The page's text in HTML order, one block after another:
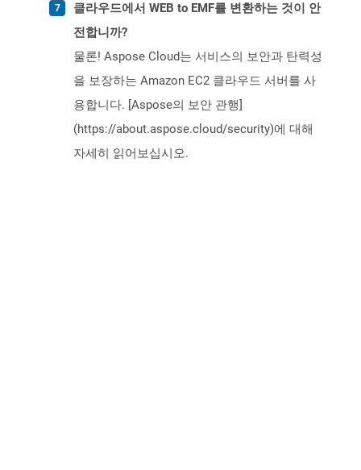
클라우드에서 WEB to EMF를 변환하는 것이 안
전합니까?
물론! Aspose Cloud는 서비스의 보안과 탄력성
을 보장하는 Amazon EC2 클라우드 서버를 사
용합니다. [Aspose의 보안 관행]
(https://about.aspose.cloud/security)에 대해
자세히 읽어보십시오.